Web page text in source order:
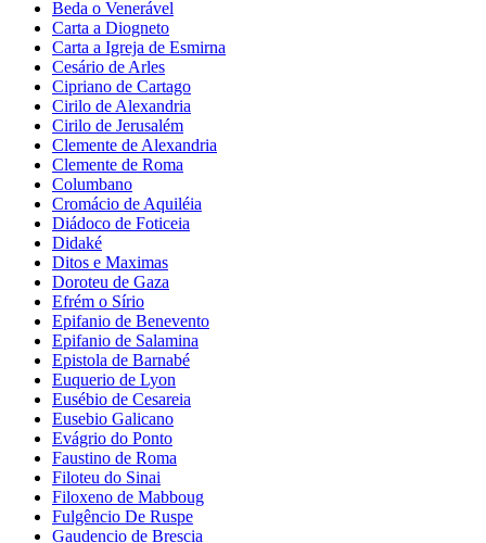
Beda o Venerável
Carta a Diogneto
Carta a Igreja de Esmirna
Cesário de Arles
Cipriano de Cartago
Cirilo de Alexandria
Cirilo de Jerusalém
Clemente de Alexandria
Clemente de Roma
Columbano
Cromácio de Aquiléia
Diádoco de Foticeia
Didaké
Ditos e Maximas
Doroteu de Gaza
Efrém o Sírio
Epifanio de Benevento
Epifanio de Salamina
Epistola de Barnabé
Euquerio de Lyon
Eusébio de Cesareia
Eusebio Galicano
Evágrio do Ponto
Faustino de Roma
Filoteu do Sinai
Filoxeno de Mabboug
Fulgêncio De Ruspe
Gaudencio de Brescia